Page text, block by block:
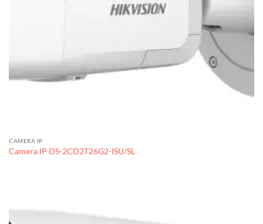
CAMERA IP
Camera IP DS-2CD2T26G2-ISU/SL